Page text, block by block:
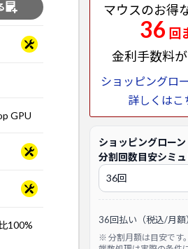
GPU
100%
マウスのお得
36 回
金利手数料が
ショッピングロ
詳しくは
ショッピングローン
分割回数目安シミ
36回払い（税込/月額
※ 分割月額は目安です